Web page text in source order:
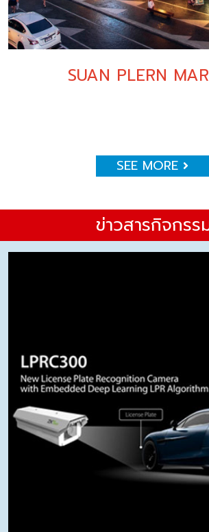
SUAN PLERN
SEE MORE
ข่าวสารกิจกรร